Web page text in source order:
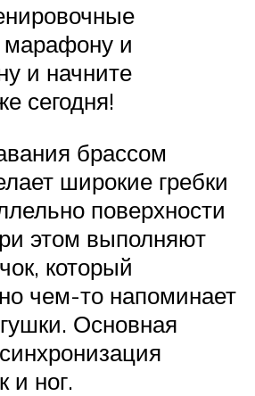
и
и начните
сегодня!
брассом
широкие гребки
поверхности
этом выполняют
который
чем-то напоминает
Основная
и ног.